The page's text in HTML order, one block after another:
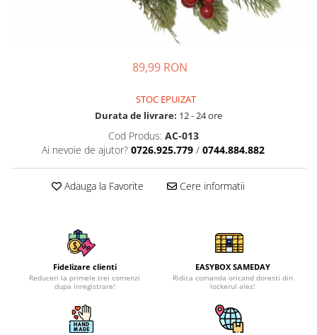
89,99 RON
STOC EPUIZAT
Durata de livrare: 12 - 24 ore
Cod Produs: AC-013
Ai nevoie de ajutor? 0726.925.779 / 0744.884.882
Adauga la Favorite Cere informatii
Fidelizare clienti
Reduceri la primele trei comenzi
dupa inregistrare!
EASYBOX SAMEDAY
Ridica comanda oricand doresti din
lockerul ales!